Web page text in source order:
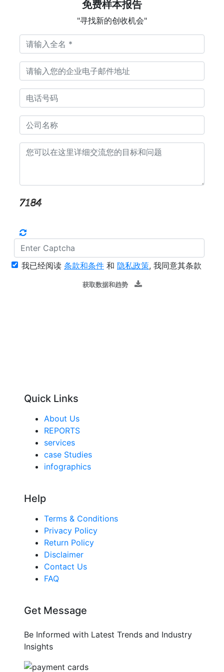
免费样本报告
"寻找新的创收机会"
我已经阅读 条款和条件 和 隐私政策, 我同意其条款
获取数据和趋势
Quick Links
About Us
REPORTS
services
case Studies
infographics
Help
Terms & Conditions
Privacy Policy
Return Policy
Disclaimer
Contact Us
FAQ
Get Message
Be Informed with Latest Trends and Industry
Insights